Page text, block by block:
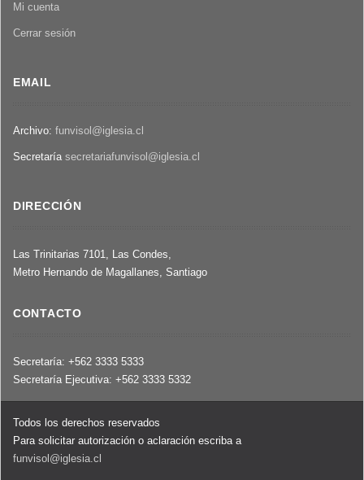
Mi cuenta
Cerrar sesión
EMAIL
Archivo: funvisol@iglesia.cl
Secretaría secretariafunvisol@iglesia.cl
DIRECCIÓN
Las Trinitarias 7101, Las Condes,
Metro Hernando de Magallanes, Santiago
CONTACTO
Secretaría: +562 3333 5333
Secretaría Ejecutiva: +562 3333 5332
Todos los derechos reservados
Para solicitar autorización o aclaración escriba a
funvisol@iglesia.cl